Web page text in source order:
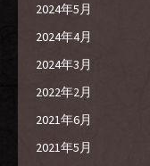
2024年5月
2024年4月
2024年3月
2022年2月
2021年6月
2021年5月